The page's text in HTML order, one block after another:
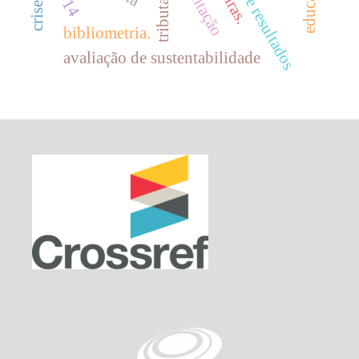
avaliação de sustentabilidade
bibliometria.